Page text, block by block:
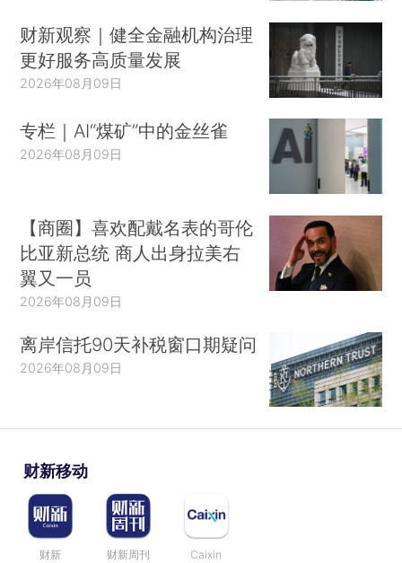
财新观察｜健全金融机构治理
更好服务高质量发展
2026年08月09日
专栏｜AI“煤矿”中的金丝雀
2026年08月09日
【商圈】喜欢配戴名表的哥伦
比亚新总统 商人出身拉美右
翼又一员
2026年08月09日
离岸信托90天补税窗口期疑问
2026年08月09日
财新移动
财新 财新周刊 Caixin